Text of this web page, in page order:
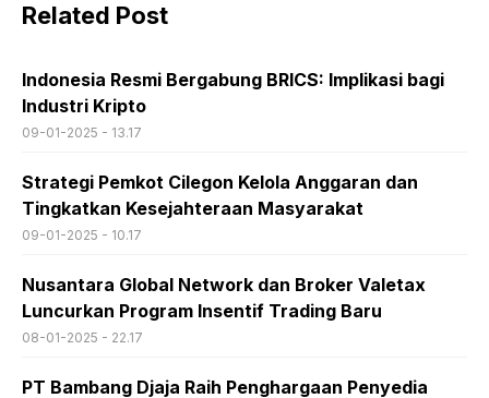
Related Post
Indonesia Resmi Bergabung BRICS: Implikasi bagi
Industri Kripto
09-01-2025 - 13.17
Strategi Pemkot Cilegon Kelola Anggaran dan
Tingkatkan Kesejahteraan Masyarakat
09-01-2025 - 10.17
Nusantara Global Network dan Broker Valetax
Luncurkan Program Insentif Trading Baru
08-01-2025 - 22.17
PT Bambang Djaja Raih Penghargaan Penyedia